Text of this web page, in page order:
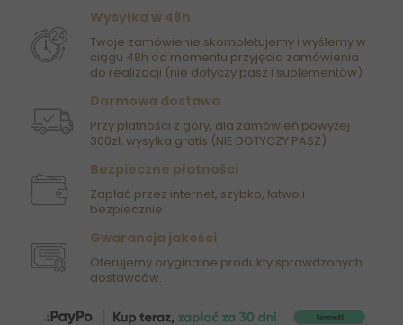
Wysyłka w 48h
Twoje zamówienie skompletujemy i wyślemy w
ciągu 48h od momentu przyjęcia zamówienia
do realizacji (nie dotyczy pasz i suplementów)
Darmowa dostawa
Przy płatności z góry, dla zamówień powyżej
300zł, wysyłka gratis (NIE DOTYCZY PASZ)
Bezpieczne płatności
Zapłać przez internet, szybko, łatwo i
bezpiecznie
Gwarancja jakości
Oferujemy oryginalne produkty sprawdzonych
dostawców.